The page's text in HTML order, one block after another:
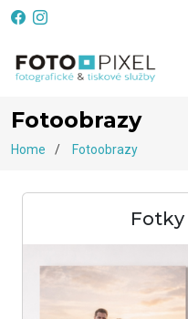
Fotoobrazy
Home Fotoobrazy